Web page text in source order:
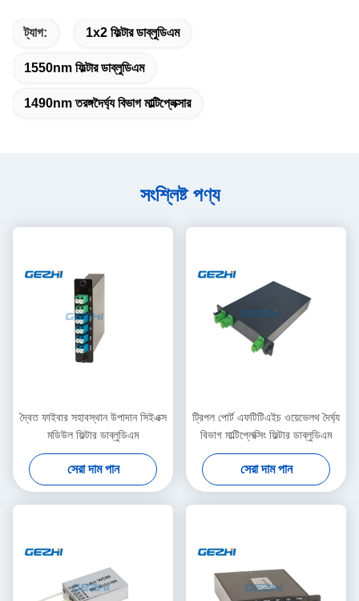
ট্যাগ: 1x2 ফিল্টার ডাব্লুডিএম
1550nm ফিল্টার ডাব্লুডিএম
1490nm তরঙ্গদৈর্ঘ্য বিভাগ মাল্টিপ্লেক্সার
সংশ্লিষ্ট পণ্য
দ্বৈত ফাইবার সহাবস্থান উপাদান সিইএক্স
মডিউল ফিল্টার ডাব্লুডিএম
সেরা দাম পান
ট্রিপল পোর্ট এফটিটিএইচ ওয়েভেলথ দৈর্ঘ্য
বিভাগ মাল্টিপ্লেক্সিং ফিল্টার ডাব্লুডিএম
সেরা দাম পান